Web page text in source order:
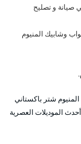
صيانة و تصليح
وشابيك المنيوم
شتر باكستاني
لكم أحدث الموديلات العصرية